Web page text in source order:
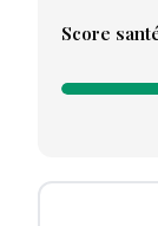
Score